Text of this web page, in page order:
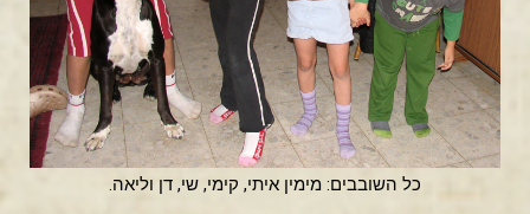
כל השובבים: מימין איתי, קימי, שי, דן וליאה.